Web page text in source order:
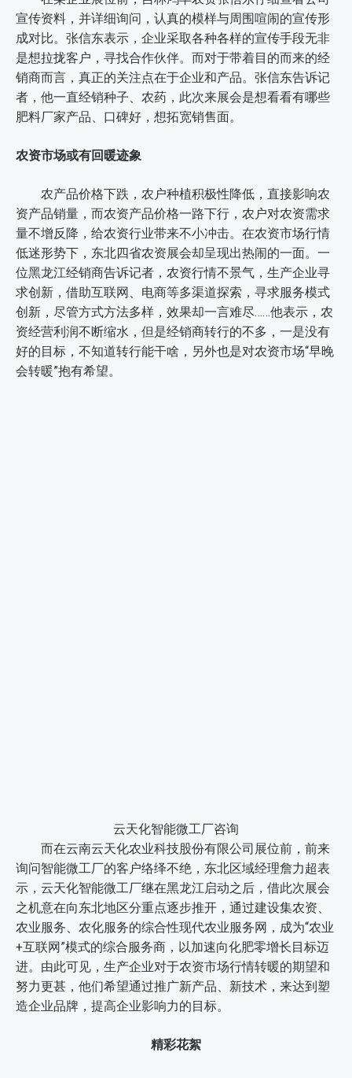
宣传资料，并详细询问，认真的模样与周围喧闹的宣传形
成对比。张信东表示，企业采取各种各样的宣传手段无非
是想拉拢客户，寻找合作伙伴。而对于带着目的而来的经
销商而言，真正的关注点在于企业和产品。张信东告诉记
者，他一直经销种子、农药，此次来展会是想看看有哪些
肥料厂家产品、口碑好，想拓宽销售面。
农资市场或有回暖迹象
农产品价格下跌，农户种植积极性降低，直接影响农
资产品销量，而农资产品价格一路下行，农户对农资需求
量不增反降，给农资行业带来不小冲击。在农资市场行情
低迷形势下，东北四省农资展会却呈现出热闹的一面。一
位黑龙江经销商告诉记者，农资行情不景气，生产企业寻
求创新，借助互联网、电商等多渠道探索，寻求服务模式
创新，尽管方式方法多样，效果却一言难尽……他表示，农
资经营利润不断缩水，但是经销商转行的不多，一是没有
好的目标，不知道转行能干啥，另外也是对农资市场“早晚
会转暖”抱有希望。
云天化智能微工厂咨询
而在云南云天化农业科技股份有限公司展位前，前来
询问智能微工厂的客户络绎不绝，东北区域经理詹力超表
示，云天化智能微工厂继在黑龙江启动之后，借此次展会
之机意在向东北地区分重点逐步推开，通过建设集农资、
农业服务、农化服务的综合性现代农业服务网，成为“农业
+互联网”模式的综合服务商，以加速向化肥零增长目标迈
进。由此可见，生产企业对于农资市场行情转暖的期望和
努力更甚，他们希望通过推广新产品、新技术，来达到塑
造企业品牌，提高企业影响力的目标。
精彩花絮